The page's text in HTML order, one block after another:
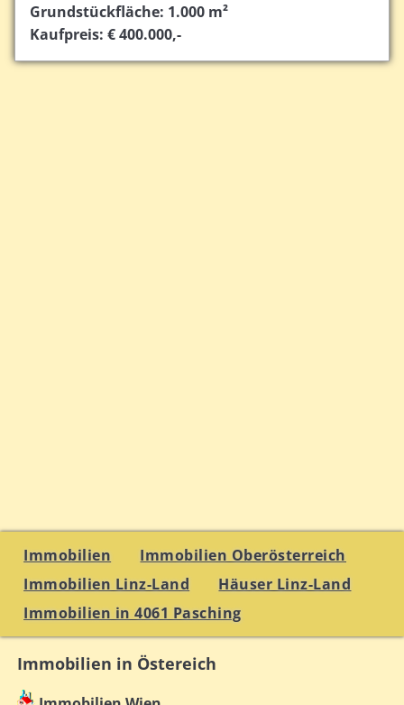
Grundstückfläche: 1.000 m²
Kaufpreis: € 400.000,-
Immobilien
Immobilien Oberösterreich
Immobilien Linz-Land
Häuser Linz-Land
Immobilien in 4061 Pasching
Immobilien in Östereich